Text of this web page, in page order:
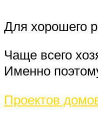
Для хорошего
Чаще всего
Именно
Проектов